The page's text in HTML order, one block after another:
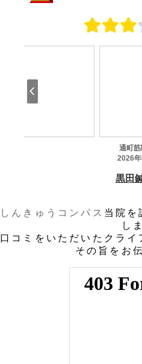
しんきゅうコンパス 当院を
し
口コミをいただいたクラ
その旨をお